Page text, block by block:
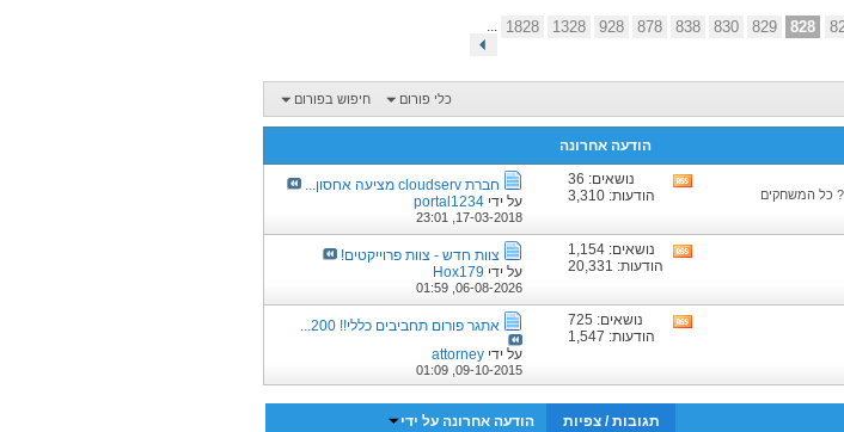
828
829
830
838
878
928
1328
1828
...
כלי פורום חיפוש בפורום
הודעה אחרונה
כל המשחקים
בRSS
הפורום
נושאים: 36
הודעות: 3,310
חברת cloudserv מציעה אחסון...
על ידי portal1234
17-03-2018,
23:01
צפיה
בRSS
הפורום
נושאים: 1,154
הודעות: 20,331
צוות חדש - צוות פרוייקטים!
על ידי Hox179
06-08-2026,
01:59
בRSS
נושאים: 725
הודעות: 1,547
אתגר פורום תחביבים כללי!! 200...
על ידי attorney
09-10-2015,
01:09
תגובות/צפיות הודעה אחרונה על ידי